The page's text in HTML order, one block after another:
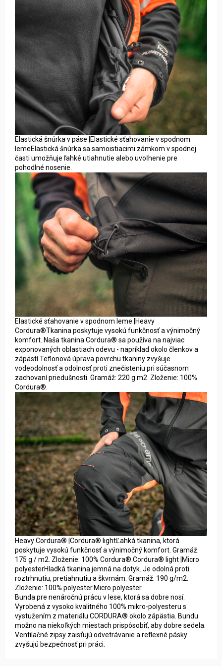
Elastická šnúrka v páse |Elastické sťahovanie v spodnom
lemeElastická šnúrka sa samoistiacimi zámkom v spodnej
časti umožňuje ľahké utiahnutie alebo uvoľnenie pre
pohodlné nosenie.
Elastické sťahovanie v spodnom leme |Heavy
Cordura®Tkanina poskytuje vysokú funkčnosť a výnimočný
komfort. Naša tkanina Cordura® sa používa na najviac
exponovaných oblastiach odevu - napríklad okolo členkov a
zápästí.Teflonová úprava povrchu tkaniny zvyšuje
vodeodolnosť a odolnosť proti znečisteniu pri súčasnom
zachovaní priedušnosti. Gramáž: 220 g m2. Zloženie: 100%
Cordura®.
Heavy Cordura® |Cordura® lightĽahká tkanina, ktorá
poskytuje vysokú funkčnosť a výnimočný komfort. Gramáž:
175 g / m2. Zloženie: 100% Cordura®.Cordura® light |Micro
polyesterHladká tkanina jemná na dotyk. Je odolná proti
roztrhnutiu, pretiahnutiu a škvrnám. Gramáž: 190 g/m2.
Zloženie: 100% polyester.Micro polyester
Bunda pre nenáročnú prácu v lese, ktorá sa dobre nosí.
Vyrobená z vysoko kvalitného 100% mikro-polyesteru s
vystužením z materiálu CORDURA® okolo zápästia. Bundu
možno na niekoľkých miestach prispôsobiť, aby dobre sedela.
Ventilačné zipsy zaisťujú odvetrávanie a reflexné pásky
zvyšujú bezpečnosť pri práci.